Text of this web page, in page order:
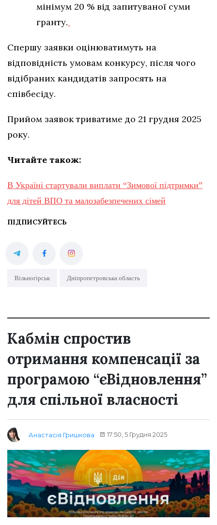
мінімум 20 % від запитуваної суми
гранту.
Спершу заявки оцінюватимуть на
відповідність умовам конкурсу, після чого
відібраних кандидатів запросять на
співбесіду.
Прийом заявок триватиме до 21 грудня 2025
року.
Читайте також:
В Україні стартували виплати “Зимової підтримки”
для дітей ВПО та малозабезпечених сімей
ПІДПИСУЙТЕСЬ
Вільногірськ Дніпропетровська область
Кабмін спростив
отримання компенсації за
програмою “єВідновлення”
для спільної власності
Анастасія Гришкова 17:50, 5 Грудня 2025